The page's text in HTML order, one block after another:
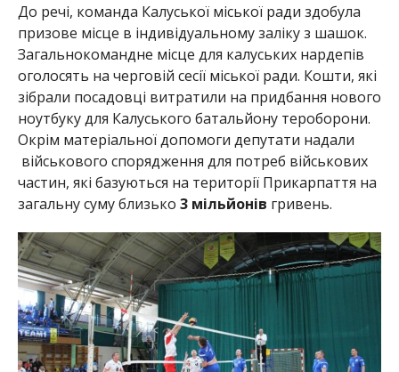
До речі, команда Калуської міської ради здобула
призове місце в індивідуальному заліку з шашок.
Загальнокомандне місце для калуських нардепів
оголосять на черговій сесії міської ради. Кошти, які
зібрали посадовці витратили на придбання нового
ноутбуку для Калуського батальйону тероборони.
Окрім матеріальної допомоги депутати надали
військового спорядження для потреб військових
частин, які базуються на території Прикарпаття на
загальну суму близько 3 мільйонів гривень.